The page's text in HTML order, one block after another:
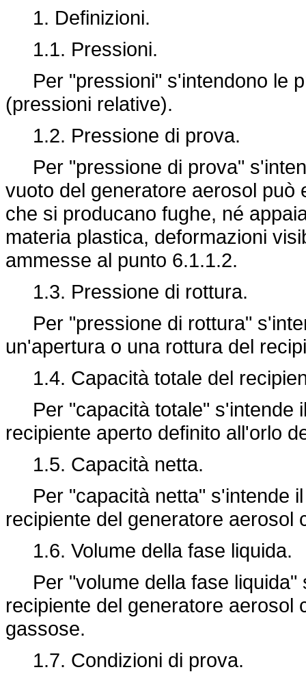
1. Definizioni.
1.1. Pressioni.
Per "pressioni" s'intendono le
(pressioni relative).
1.2. Pressione di prova.
Per "pressione di prova"
vuoto del generatore aerosol
che si producano fughe, né
materia plastica, deformazioni
ammesse al punto 6.1.1.2.
1.3. Pressione di rottura.
Per "pressione di rottura"
un'apertura o una rottura del
1.4. Capacità totale del
Per "capacità totale" s'intende
recipiente aperto definito all'orlo
1.5. Capacità netta.
Per "capacità netta" s'intende il
recipiente del generatore aerosol
1.6. Volume della fase liquida.
Per "volume della fase liquida"
recipiente del generatore aerosol
gassose.
1.7. Condizioni di prova.